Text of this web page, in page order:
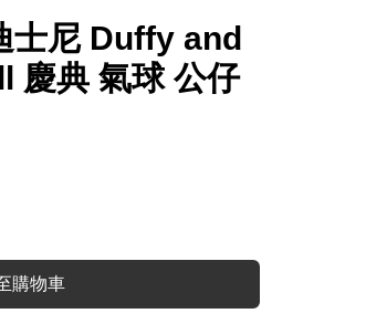
士尼 Duffy and
慶典 氣球 公仔
購物車